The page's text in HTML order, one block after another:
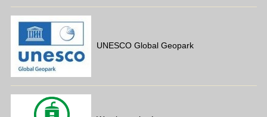
UNESCO Global Geopark